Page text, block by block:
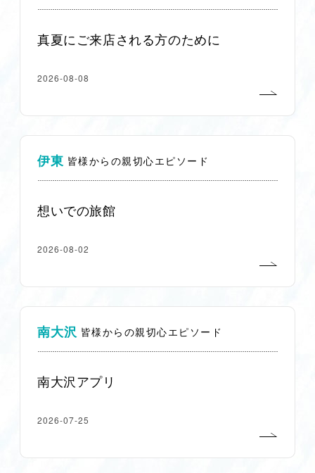
真夏にご来店される方のために
2026-08-08
伊東 皆様からの親切心エピソード
想いでの旅館
2026-08-02
南大沢 皆様からの親切心エピソード
南大沢アプリ
2026-07-25